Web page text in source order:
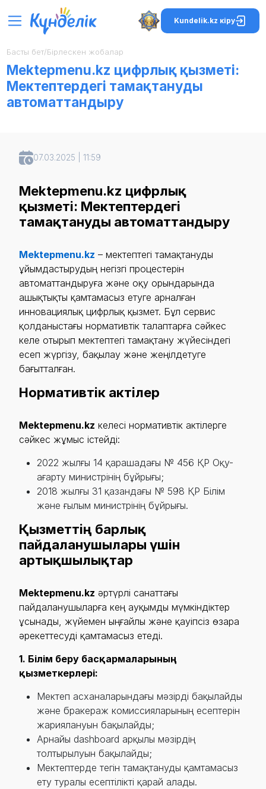
Kundelik.kz кіру
Басты бет/Бірлескен жобалар
Mektepmenu.kz цифрлық қызметі:
Мектептердегі тамақтануды
автоматтандыру
07.03.2025 | 11:59
Mektepmenu.kz цифрлық
қызметі: Мектептердегі
тамақтануды автоматтандыру
Mektepmenu.kz – мектептегі тамақтануды
ұйымдастырудың негізгі процестерін
автоматтандыруға және оқу орындарында
ашықтықты қамтамасыз етуге арналған
инновациялық цифрлық қызмет. Бұл сервис
қолданыстағы нормативтік талаптарға сәйкес
келе отырып мектептегі тамақтану жүйесіндегі
есеп жүргізу, бақылау және жеңілдетуге
бағытталған.
Нормативтік актілер
Mektepmenu.kz келесі нормативтік актілерге
сәйкес жұмыс істейді:
2022 жылғы 14 қарашадағы № 456 ҚР Оқу-
ағарту министрінің бұйрығы;
2018 жылғы 31 қазандағы № 598 ҚР Білім
және ғылым министрінің бұйрығы.
Қызметтің барлық
пайдаланушылары үшін
артықшылықтар
Mektepmenu.kz әртүрлі санаттағы
пайдаланушыларға кең ауқымды мүмкіндіктер
ұсынады, жүйемен ыңғайлы және қауіпсіз өзара
әрекеттесуді қамтамасыз етеді.
1. Білім беру басқармаларының
қызметкерлері:
Мектеп асханаларындағы мәзірді бақылайды
және бракераж комиссияларының есептерін
жариялануын бақылайды;
Арнайы dashboard арқылы мәзірдің
толтырылуын бақылайды;
Мектептерде тегін тамақтануды қамтамасыз
ету туралы есептілікті қарай алады.